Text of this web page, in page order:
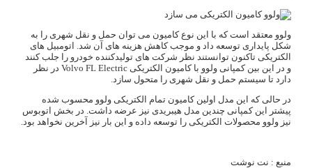
ولوو معتقد است که با این نوع کامیون می توان حمل و نقل شهری را به
شکل پایداری توسعه داد و موجب کاهش هزینه های آن شد. اتومبیل های
الکتریکی تاکنون توانستند نظر شرکت های تولیدکننده خودرو را جلب کنند
و در این بین کمپانی ولوو با کامیون الکتریکی Volvo FL Electric در نظر
دارد تا سیستم حمل و نقل شهری را متحول سازد.
در حالی که این مدل اولین کامیون تمام الکتریکی ولوو محسوب شده
پیشتر این کمپانی چندین مدل هیبریدی نیز عرضه داشت. در بخش اتوبوس
نیز ولوو محصولات الکتریکی را توسعه داده و این بار نیز آخرین نخواهد بود.
منبع : نت نوشت